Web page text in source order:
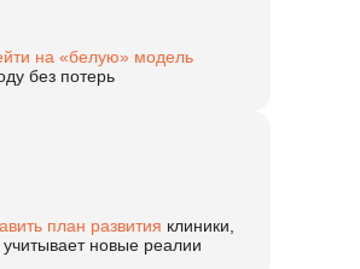
на «белую» модель
без потерь
план развития клиники,
учитывает новые реалии